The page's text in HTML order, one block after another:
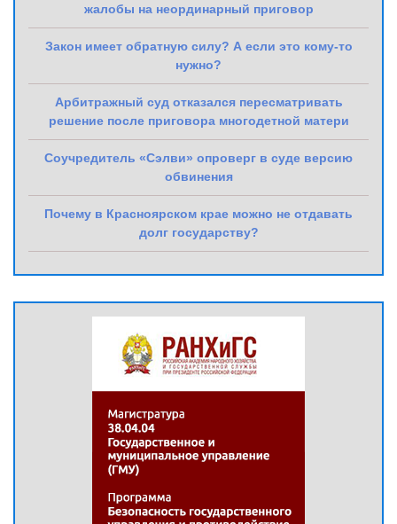
жалобы на неординарный приговор
Закон имеет обратную силу? А если это кому-то
нужно?
Арбитражный суд отказался пересматривать
решение после приговора многодетной матери
Соучредитель «Сэлви» опроверг в суде версию
обвинения
Почему в Красноярском крае можно не отдавать
долг государству?